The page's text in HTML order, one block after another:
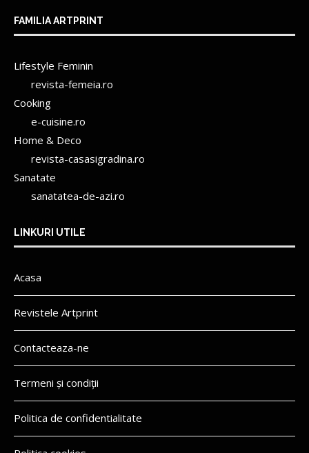
FAMILIA ARTPRINT
Lifestyle Feminin
revista-femeia.ro
Cooking
e-cuisine.ro
Home & Deco
revista-casasigradina.ro
Sanatate
sanatatea-de-azi.ro
LINKURI UTILE
Acasa
Revistele Artprint
Contacteaza-ne
Termeni și condiții
Politica de confidentialitate